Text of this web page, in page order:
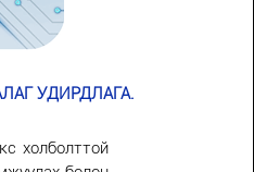
УДИРДЛАГА.
холболттой